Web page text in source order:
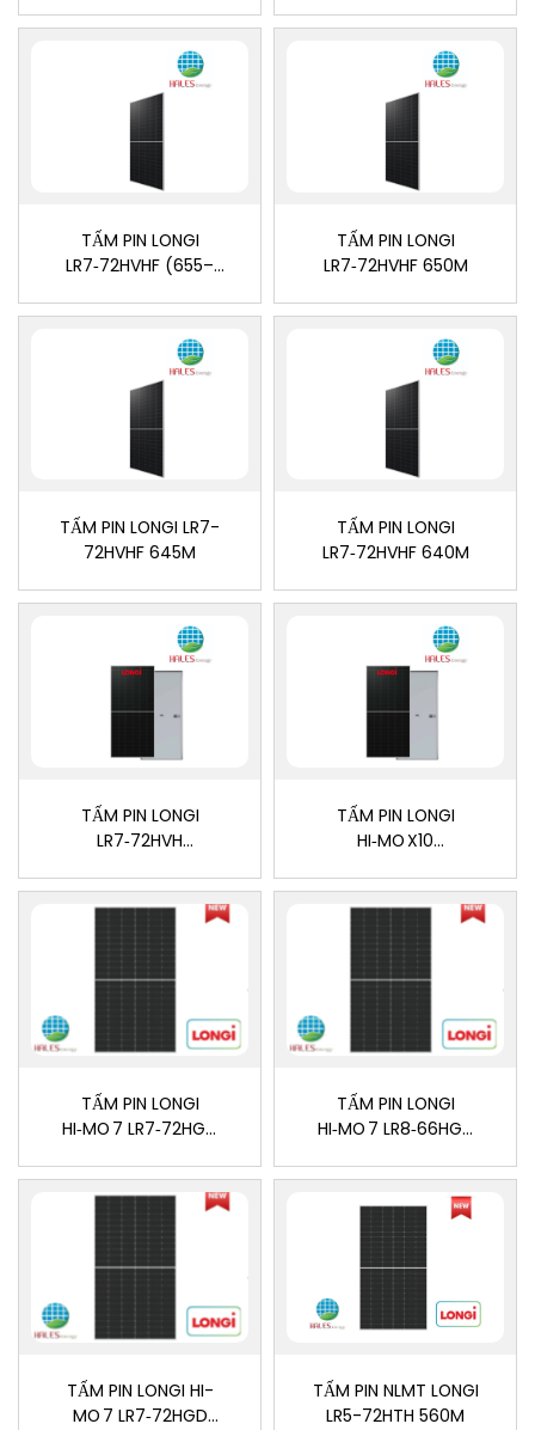
TẤM PIN LONGI
LR7‑72HVHF (655–
TẤM PIN LONGI
LR7‑72HVHF 650M
TẤM PIN LONGI LR7-
72HVHF 645M
TẤM PIN LONGI
LR7‑72HVHF 640M
TẤM PIN LONGI
LR7‑72HVH
TẤM PIN LONGI
HI‑MO X10
TẤM PIN LONGI
HI‑MO 7 LR7‑72HGD
TẤM PIN LONGI
HI‑MO 7 LR8‑66HGD
TẤM PIN LONGI HI-
MO 7 LR7‑72HGD
TẤM PIN NLMT LONGI
LR5-72HTH 560M